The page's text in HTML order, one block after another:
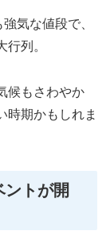
気な値段で、
列。
候もさわやか
時期かもしれま
ントが開